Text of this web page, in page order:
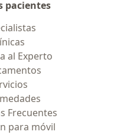
pacientes
al Experto
Frecuentes
para móvil